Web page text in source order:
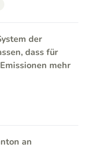
der
dass für
mehr
an